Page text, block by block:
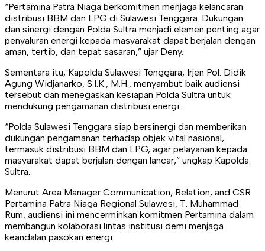
“Pertamina Patra Niaga berkomitmen menjaga kelancaran
distribusi BBM dan LPG di Sulawesi Tenggara. Dukungan
dan sinergi dengan Polda Sultra menjadi elemen penting agar
penyaluran energi kepada masyarakat dapat berjalan dengan
aman, tertib, dan tepat sasaran,” ujar Deny.
Sementara itu, Kapolda Sulawesi Tenggara, Irjen Pol. Didik
Agung Widjanarko, S.I.K., M.H., menyambut baik audiensi
tersebut dan menegaskan kesiapan Polda Sultra untuk
mendukung pengamanan distribusi energi.
“Polda Sulawesi Tenggara siap bersinergi dan memberikan
dukungan pengamanan terhadap objek vital nasional,
termasuk distribusi BBM dan LPG, agar pelayanan kepada
masyarakat dapat berjalan dengan lancar,” ungkap Kapolda
Sultra.
Menurut Area Manager Communication, Relation, and CSR
Pertamina Patra Niaga Regional Sulawesi, T. Muhammad
Rum, audiensi ini mencerminkan komitmen Pertamina dalam
membangun kolaborasi lintas institusi demi menjaga
keandalan pasokan energi.